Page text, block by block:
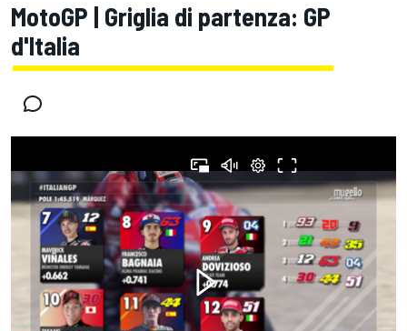
MotoGP | Griglia di partenza: GP
d'Italia